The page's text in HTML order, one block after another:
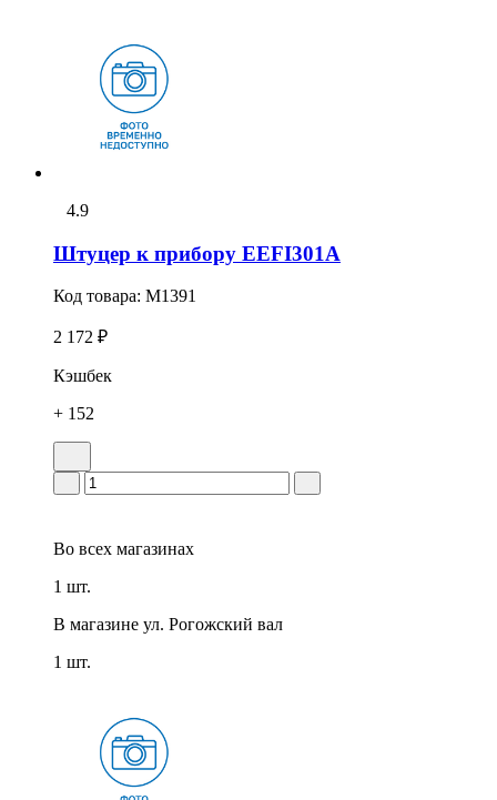
4.9
Штуцер к прибору EEFI301A
Код товара: M1391
2 172 ₽
Кэшбек
+ 152
Во всех магазинах
1 шт.
В магазине ул. Рогожский вал
1 шт.